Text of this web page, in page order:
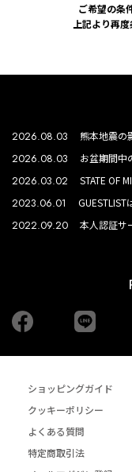
ご希望の条
上記より再
2026.08.03 熊本地震の
2026.08.03 お盆期間中
2026.03.02 STATE OF
2023.06.01 GUESTLIST
2022.09.20 本人認証サ
Facebook
ショッピングガイド
クッキーポリシー
よくある質問
特定商取引法